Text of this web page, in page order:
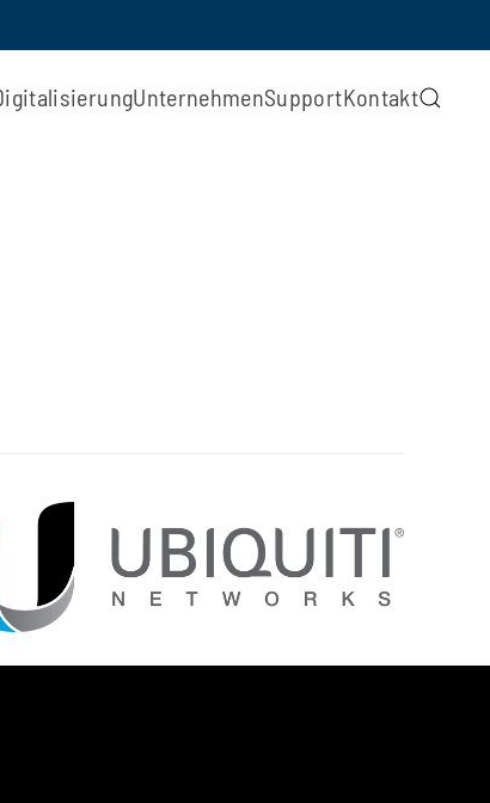
UnternehmenSupportKontakt